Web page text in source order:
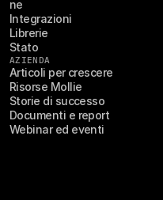
ne
Integrazioni
Librerie
Stato
AZIENDA
Articoli per crescere
Risorse Mollie
Storie di successo
Documenti e report
Webinar ed eventi